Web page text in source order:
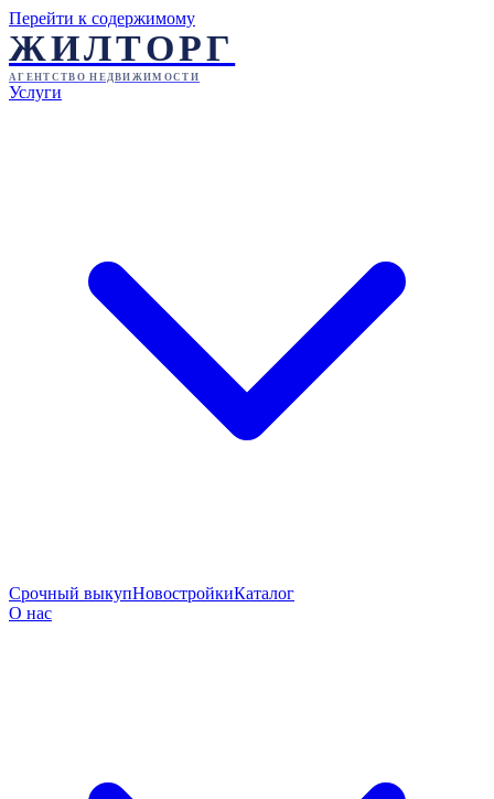
Перейти к содержимому
ЖИЛТОРГ
АГЕНТСТВО НЕДВИЖИМОСТИ
Услуги
Срочный выкупНовостройкиКаталог
О нас